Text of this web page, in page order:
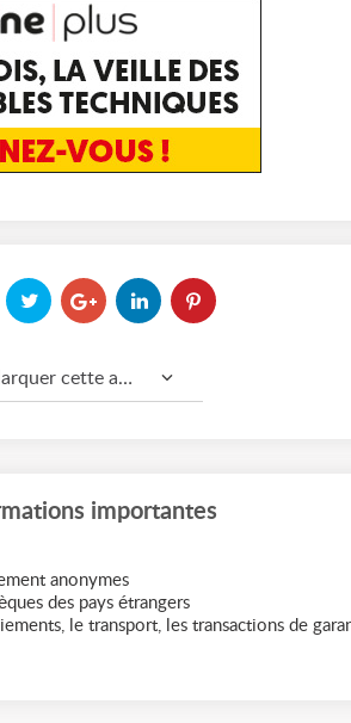
Marquer cette annonce comme...
importantes
anonymes
des pays étrangers
le transport, les transactions de